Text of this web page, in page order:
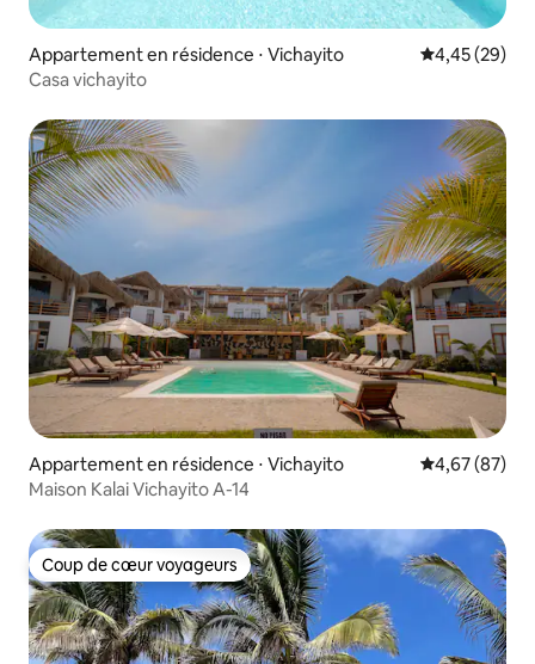
Appartement en résidence ⋅ Vichayito Évaluation
4,45 (29)
Casa vichayito
Appartement en résidence ⋅ Vichayito Évaluation
4,67 (87)
Maison Kalai Vichayito A-14
Coup de cœur voyageurs
Coup de cœur voyageurs